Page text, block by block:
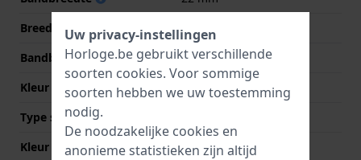
Breedte bandaanzet
22 mm
Bandbreedte bij sluiting
21 mm
Kleur Band
Zwart
Type sluiting
Kleur sluiting
Zilver
Uw privacy-instellingen
Horloge.be gebruikt verschillende
soorten cookies. Voor sommige
soorten hebben we uw toestemming
nodig.
De noodzakelijke cookies en
anonieme statistieken zijn altijd